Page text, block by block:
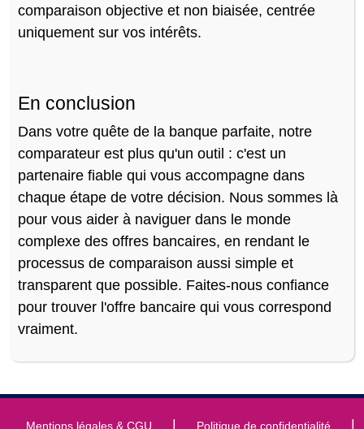
comparaison objective et non biaisée, centrée
uniquement sur vos intérêts.
En conclusion
Dans votre quête de la banque parfaite, notre
comparateur est plus qu'un outil : c'est un
partenaire fiable qui vous accompagne dans
chaque étape de votre décision. Nous sommes là
pour vous aider à naviguer dans le monde
complexe des offres bancaires, en rendant le
processus de comparaison aussi simple et
transparent que possible. Faites-nous confiance
pour trouver l'offre bancaire qui vous correspond
vraiment.
Mentions légales & CGU Politique de confidentialité